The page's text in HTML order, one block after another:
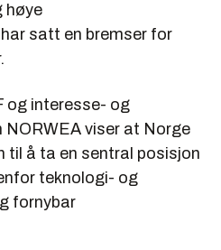
høye
satt en bremser for
og interesse- og
viser at Norge
å ta en sentral posisjon
teknologi- og
fornybar